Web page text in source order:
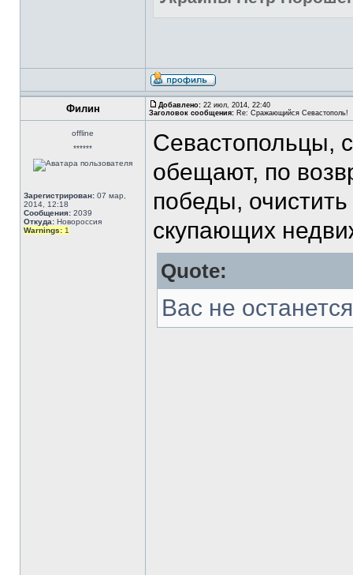
Филин Добавлено: 22 июл, 2014, 22:40
Заголовок сообщения: Re: Сражающийся Севастополь!
offline
******
Зарегистрирован: 07 мар,
2014, 12:18
Сообщения: 2039
Откуда: Новороссия
Warnings: 1
Севастопольцы,
обещают, по
победы,
скупающих
Quote:
Вас не